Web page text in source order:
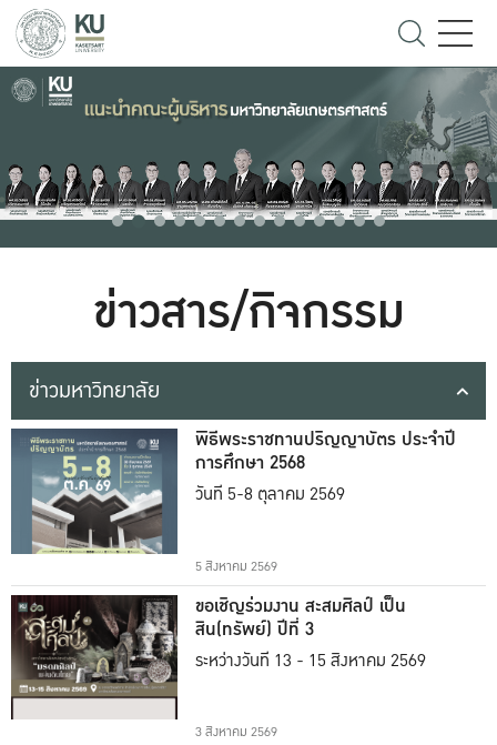
ข่าวสาร/กิจกรรม
ข่าวมหาวิทยาลัย
พิธีพระราชทานปริญญาบัตร ประจำปี
การศึกษา 2568
วันที่ 5-8 ตุลาคม 2569
5 สิงหาคม 2569
ขอเชิญร่วมงาน สะสมศิลป์ เป็น
สิน(ทรัพย์) ปีที่ 3
ระหว่างวันที่ 13 - 15 สิงหาคม 2569
3 สิงหาคม 2569